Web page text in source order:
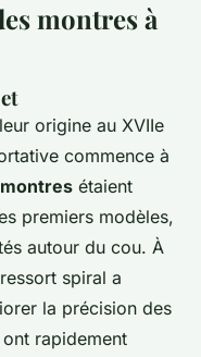
montres à
origine au XVIIe
commence à
étaient
premiers modèles,
autour du cou. À
spiral a
la précision des
rapidement